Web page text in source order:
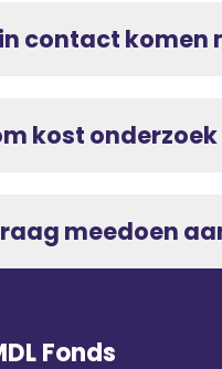
contact komen
kost
meedoen
Fonds